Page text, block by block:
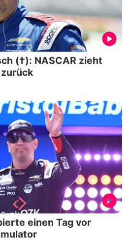
(†): NASCAR zieht
einen Tag vor